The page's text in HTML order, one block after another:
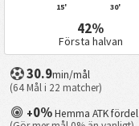
15' 30'
42%
Första halvan
30.9min/mål
(64 Mål i 22 matcher)
+0% Hemma ATK fördel